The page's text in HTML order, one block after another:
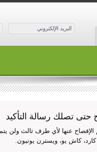
تصلك رسالة التأكيد
الإفصاح عنها لأي طرف ثالث
كاش يو، ويسترن يونيون.